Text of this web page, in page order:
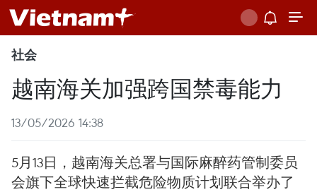
社会
越南海关加强跨国禁毒能力
13/05/2026 14:38
5月13日，越南海关总署与国际麻醉药管制委员
会旗下全球快速拦截危险物质计划联合举办了